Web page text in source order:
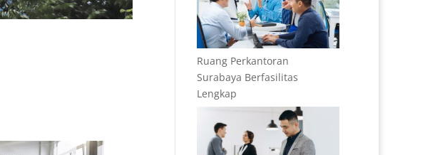
Ruang Perkantoran
Surabaya Berfasilitas
Lengkap